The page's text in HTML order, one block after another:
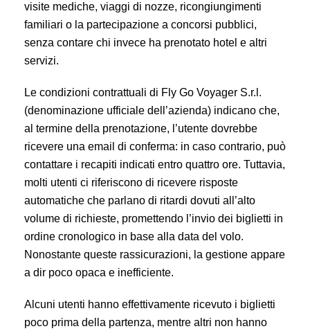
visite mediche, viaggi di nozze, ricongiungimenti
familiari o la partecipazione a concorsi pubblici,
senza contare chi invece ha prenotato hotel e altri
servizi.
Le condizioni contrattuali di Fly Go Voyager S.r.l.
(denominazione ufficiale dell’azienda) indicano che,
al termine della prenotazione, l’utente dovrebbe
ricevere una email di conferma: in caso contrario, può
contattare i recapiti indicati entro quattro ore. Tuttavia,
molti utenti ci riferiscono di ricevere risposte
automatiche che parlano di ritardi dovuti all’alto
volume di richieste, promettendo l’invio dei biglietti in
ordine cronologico in base alla data del volo.
Nonostante queste rassicurazioni, la gestione appare
a dir poco opaca e inefficiente.
Alcuni utenti hanno effettivamente ricevuto i biglietti
poco prima della partenza, mentre altri non hanno